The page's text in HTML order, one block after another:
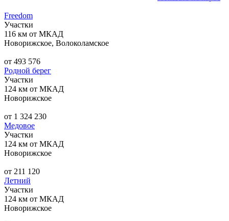
Freedom
Участки
116 км от МКАД
Новорижское, Волоколамское
от 493 576
Родной берег
Участки
124 км от МКАД
Новорижское
от 1 324 230
Медовое
Участки
124 км от МКАД
Новорижское
от 211 120
Летний
Участки
124 км от МКАД
Новорижское